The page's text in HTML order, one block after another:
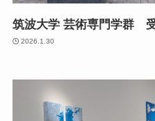
筑波大学 芸術専門学群
2026.1.30